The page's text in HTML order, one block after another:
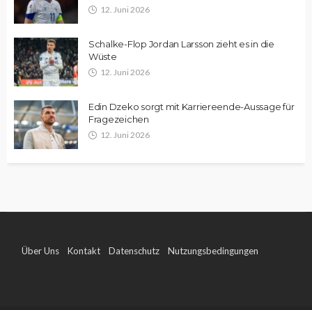
12. Juni 2026
Schalke-Flop Jordan Larsson zieht es in die
Wüste
12. Juni 2026
Edin Dzeko sorgt mit Karriereende-Aussage für
Fragezeichen
12. Juni 2026
Über Uns Kontakt Datenschutz Nutzungsbedingungen